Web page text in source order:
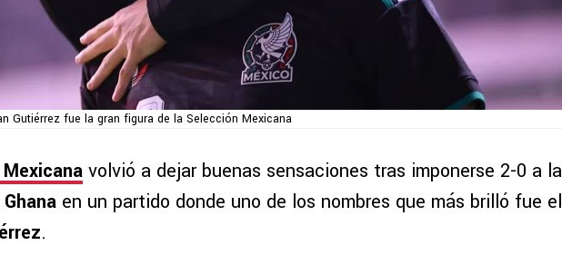
Gutiérrez fue la gran figura de la Selección Mexicana
volvió a dejar buenas sensaciones tras imponerse 2-0 a la
en un partido donde uno de los nombres que más brilló fue el
.